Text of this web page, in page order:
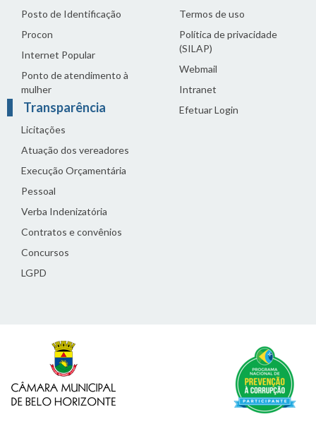
Posto de Identificação
Procon
Internet Popular
Ponto de atendimento à
mulher
Transparência
Licitações
Atuação dos vereadores
Execução Orçamentária
Pessoal
Verba Indenizatória
Contratos e convênios
Concursos
LGPD
Termos de uso
Política de privacidade
(SILAP)
Webmail
Intranet
Efetuar Login